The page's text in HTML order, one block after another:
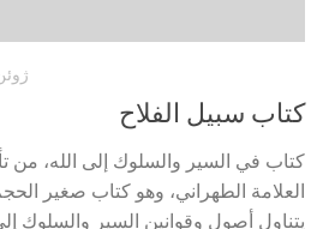
ژوئن 6,
كتاب سبيل الفلاح
كتاب في السير والسلوك إلى الله، من
العلامة الطهراني، وهو كتاب صغير
يتناول أصول وقوانين السير والسلوك